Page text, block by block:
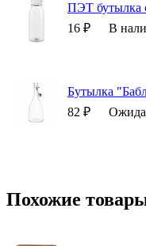
ПЭТ бутылка
16 ₽
В
Бутылка
82 ₽
Похожие